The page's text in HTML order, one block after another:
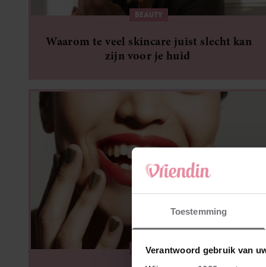
Toestemming
Verantwoord gebruik van
BEAUTY
Waarom te veel skincare juist slecht kan
zijn voor je huid
BEAUTY